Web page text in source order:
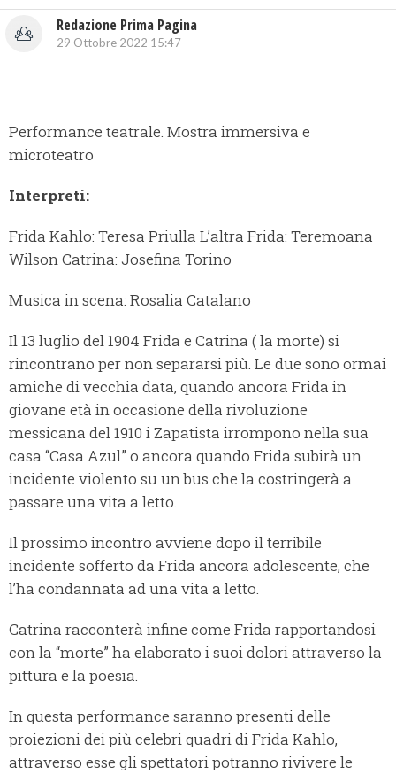
Redazione Prima Pagina
29 Ottobre 2022 15:47
Performance teatrale. Mostra immersiva e
microteatro
Interpreti:
Frida Kahlo: Teresa Priulla L’altra Frida: Teremoana
Wilson Catrina: Josefina Torino
Musica in scena: Rosalia Catalano
Il 13 luglio del 1904 Frida e Catrina ( la morte) si
rincontrano per non separarsi più. Le due sono ormai
amiche di vecchia data, quando ancora Frida in
giovane età in occasione della rivoluzione
messicana del 1910 i Zapatista irrompono nella sua
casa “Casa Azul” o ancora quando Frida subirà un
incidente violento su un bus che la costringerà a
passare una vita a letto.
Il prossimo incontro avviene dopo il terribile
incidente sofferto da Frida ancora adolescente, che
l’ha condannata ad una vita a letto.
Catrina racconterà infine come Frida rapportandosi
con la “morte” ha elaborato i suoi dolori attraverso la
pittura e la poesia.
In questa performance saranno presenti delle
proiezioni dei più celebri quadri di Frida Kahlo,
attraverso esse gli spettatori potranno rivivere le